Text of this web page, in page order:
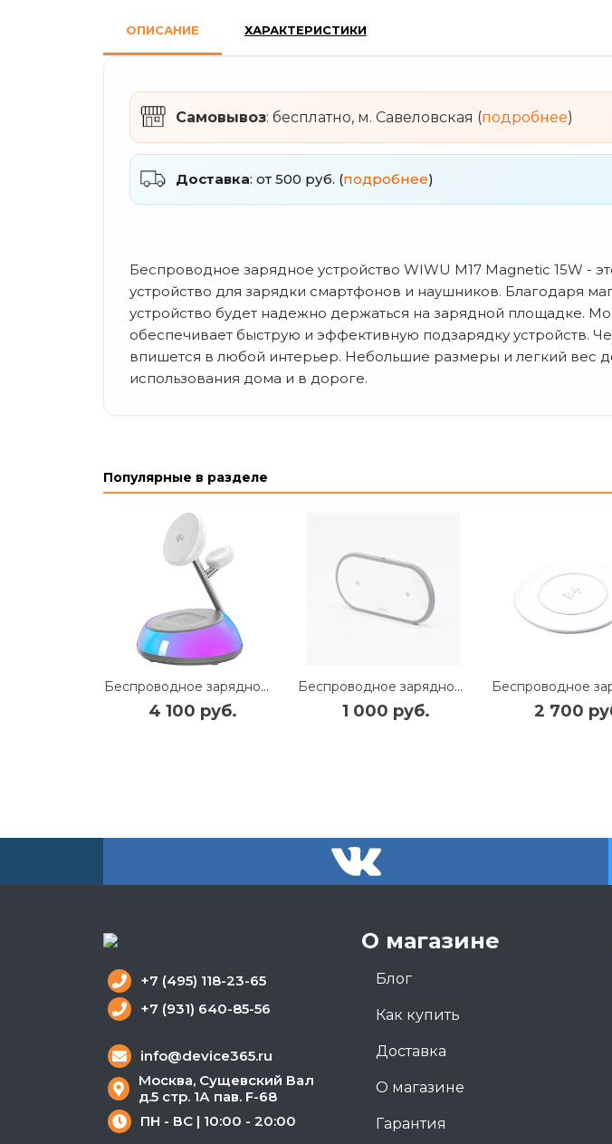
ОПИСАНИЕ ХАРАКТЕРИСТИКИ
Самовывоз: бесплатно, м. Савеловская (подробнее)
Доставка: от 500 руб. (подробнее)
Беспроводное зарядное устройство WIWU M17 Magnetic 15W -
устройство для зарядки смартфонов и наушников. Благодаря
устройство будет надежно держаться на зарядной площадке.
обеспечивает быструю и эффективную подзарядку устройств.
впишется в любой интерьер. Небольшие размеры и легкий вес
использования дома и в дороге.
Популярные в разделе
Беспроводное зарядное устройство WIWU Aurora15W 3 в 1 (Wi-W036) (белый)
4 100 руб.
Беспроводное зарядное устройство Mivo MW-02 2в1 Type-C 10W (White)
1 000 руб. 2 700
О магазине
Блог
Как купить
Доставка
О магазине
Гарантия
+7 (495) 118-23-65
+7 (931) 640-85-56
info@device365.ru
Москва, Сущевский Вал
д.5 стр. 1А пав. F-68
ПН - ВС | 10:00 - 20:00